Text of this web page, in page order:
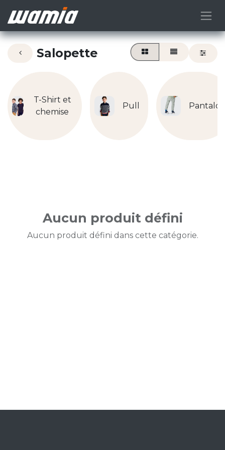
Salopette
T-Shirt et
chemise
Pull
Aucun produit défini
Aucun produit défini dans cette catégorie.